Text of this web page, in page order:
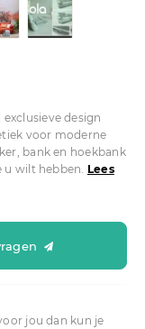
exclusieve design
voor moderne
bank en hoekbank
u wilt hebben. Lees
jou dan kun je